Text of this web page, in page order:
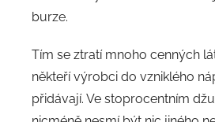
burze.
Tím se ztratí mnoho cenných
někteří výrobci do vzniklého
přidávají. Ve stoprocentním